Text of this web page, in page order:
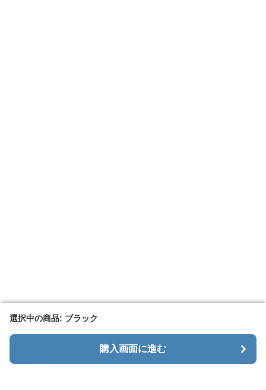
選択中の商品: ブラック
購入画面に進む
選択中の商品: ブラック
購入画面に進む